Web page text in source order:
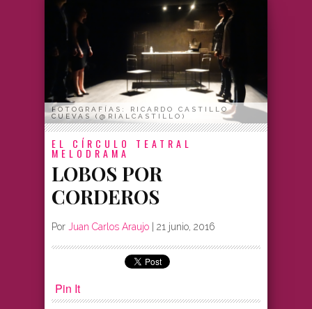
FOTOGRAFÍAS: RICARDO CASTILLO
CUEVAS (@RIALCASTILLO)
EL CÍRCULO TEATRAL
MELODRAMA
LOBOS POR
CORDEROS
Por Juan Carlos Araujo | 21 junio, 2016
Pin It